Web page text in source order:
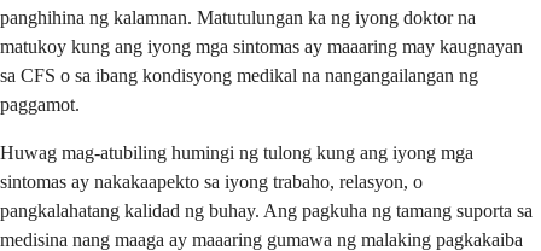
panghihina ng kalamnan. Matutulungan ka ng iyong doktor na
matukoy kung ang iyong mga sintomas ay maaaring may kaugnayan
sa CFS o sa ibang kondisyong medikal na nangangailangan ng
paggamot.
Huwag mag-atubiling humingi ng tulong kung ang iyong mga
sintomas ay nakakaapekto sa iyong trabaho, relasyon, o
pangkalahatang kalidad ng buhay. Ang pagkuha ng tamang suporta sa
medisina nang maaga ay maaaring gumawa ng malaking pagkakaiba